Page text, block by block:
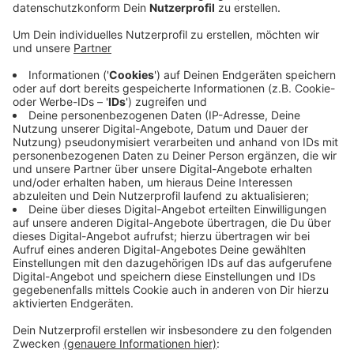
Außerdem wird ein Film zu Ehren des Vereins gedreht.
Das Open Air-Kino, das im Sommer wieder am Rhein
stattfinden wird, hat bereits angekündigt, dass dort
der Fortuna-Jubiläumsfilm „125 Jahre Fortuna
Düsseldorf“ Premiere feiern wird. Der Film beleuchtet
die Vereinsgeschichte mit ihren Höhen und Tiefen und
ist gleichzeitig ein Wiedersehen mit Spielergrößen wie
Gerd Zewe, „Lumpi“ Lambertz oder Stadionsprecher
Dieter Bierbaum. Auch das Schauspielhaus würdigt den
Verein mit einem eigenen Theaterstück namens „O
Fortuna!“. Dabei geht es um die Geschichten, die die
Fans mit dem Verein verbinden. Fortuna-Anhänger, die
selbst mitspielen wollen, werden noch gesucht.
Anzeige